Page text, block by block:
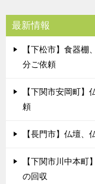
最新情報
【下松市】食器
分ご依頼
【下関市安岡町
頼
【長門市】仏壇
【下関市川中本
の回収